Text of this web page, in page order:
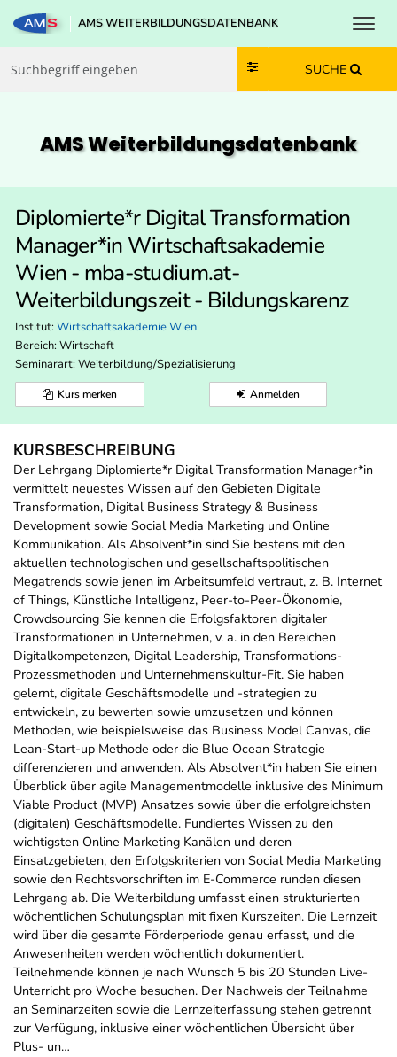
Zum Inhalt springen
Zum Navmenü springen
Zur Suche springen
Zur Footer springen
AMS WEITERBILDUNGSDATENBANK
SUCHE
AMS Weiterbildungs­datenbank
Diplomierte*r Digital Transformation
Manager*in Wirtschaftsakademie
Wien - mba-studium.at-
Weiterbildungszeit - Bildungskarenz
Institut: Wirtschaftsakademie Wien
Bereich: Wirtschaft
Seminarart: Weiterbildung/Spezialisierung
Kurs merken Anmelden
KURSBESCHREIBUNG
Der Lehrgang Diplomierte*r Digital Transformation Manager*in
vermittelt neuestes Wissen auf den Gebieten Digitale
Transformation, Digital Business Strategy & Business
Development sowie Social Media Marketing und Online
Kommunikation. Als Absolvent*in sind Sie bestens mit den
aktuellen technologischen und gesellschaftspolitischen
Megatrends sowie jenen im Arbeitsumfeld vertraut, z. B. Internet
of Things, Künstliche Intelligenz, Peer-to-Peer-Ökonomie,
Crowdsourcing Sie kennen die Erfolgsfaktoren digitaler
Transformationen in Unternehmen, v. a. in den Bereichen
Digitalkompetenzen, Digital Leadership, Transformations-
Prozessmethoden und Unternehmenskultur-Fit. Sie haben
gelernt, digitale Geschäftsmodelle und -strategien zu
entwickeln, zu bewerten sowie umzusetzen und können
Methoden, wie beispielsweise das Business Model Canvas, die
Lean-Start-up Methode oder die Blue Ocean Strategie
differenzieren und anwenden. Als Absolvent*in haben Sie einen
Überblick über agile Managementmodelle inklusive des Minimum
Viable Product (MVP) Ansatzes sowie über die erfolgreichsten
(digitalen) Geschäftsmodelle. Fundiertes Wissen zu den
wichtigsten Online Marketing Kanälen und deren
Einsatzgebieten, den Erfolgskriterien von Social Media Marketing
sowie den Rechtsvorschriften im E-Commerce runden diesen
Lehrgang ab. Die Weiterbildung umfasst einen strukturierten
wöchentlichen Schulungsplan mit fixen Kurszeiten. Die Lernzeit
wird über die gesamte Förderperiode genau erfasst, und die
Anwesenheiten werden wöchentlich dokumentiert.
Teilnehmende können je nach Wunsch 5 bis 20 Stunden Live-
Unterricht pro Woche besuchen. Der Nachweis der Teilnahme
an Seminarzeiten sowie die Lernzeiterfassung stehen getrennt
zur Verfügung, inklusive einer wöchentlichen Übersicht über
Plus- un…